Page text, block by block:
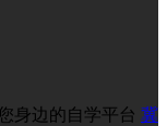
身边的自学平台 冀